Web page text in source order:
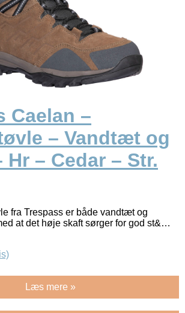
Caelan –
– Vandtæt og
Hr – Cedar – Str.
fra Trespass er både vandtæt og
at det høje skaft sørger for god st&…
Læs mere »